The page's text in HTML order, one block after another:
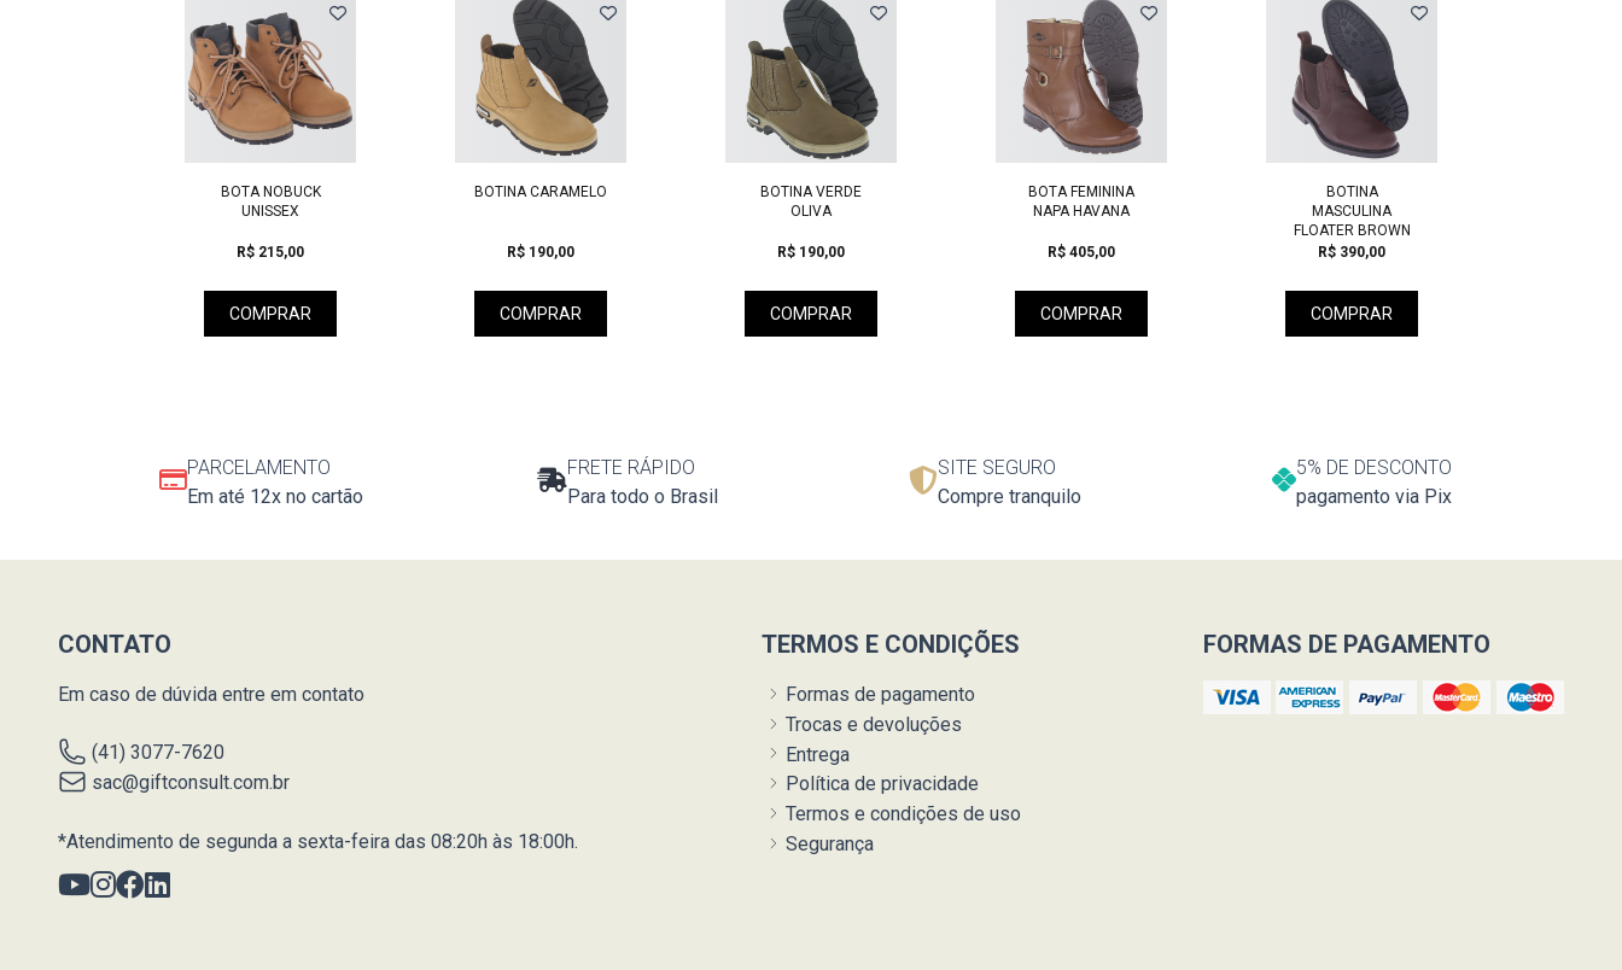
BOTINA CARAMELO
PARCELAMENTO
Em até 12x no cartão
FRETE RÁPIDO
Para todo o Brasil
SITE SEGURO
Compre tranquilo
5% DE DESCONTO
pagamento via Pix
CONTATO
Em caso de dúvida entre em contato
(41) 3077-7620
sac@giftconsult.com.br
*Atendimento de segunda a sexta-feira das 08:20h às 18:00h.
TERMOS E CONDIÇÕES
Formas de pagamento
Trocas e devoluções
Entrega
Política de privacidade
Termos e condições de uso
Segurança
FORMAS DE PAGAMENTO